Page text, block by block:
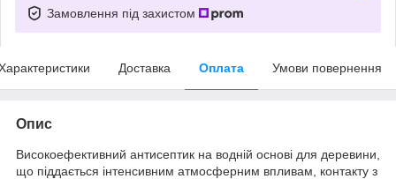
Замовлення під захистом
Доставка Оплата Умови повернення
Опис
Високоефективний антисептик на водній основі для деревини,
що піддається інтенсивним атмосферним впливам, контакту з